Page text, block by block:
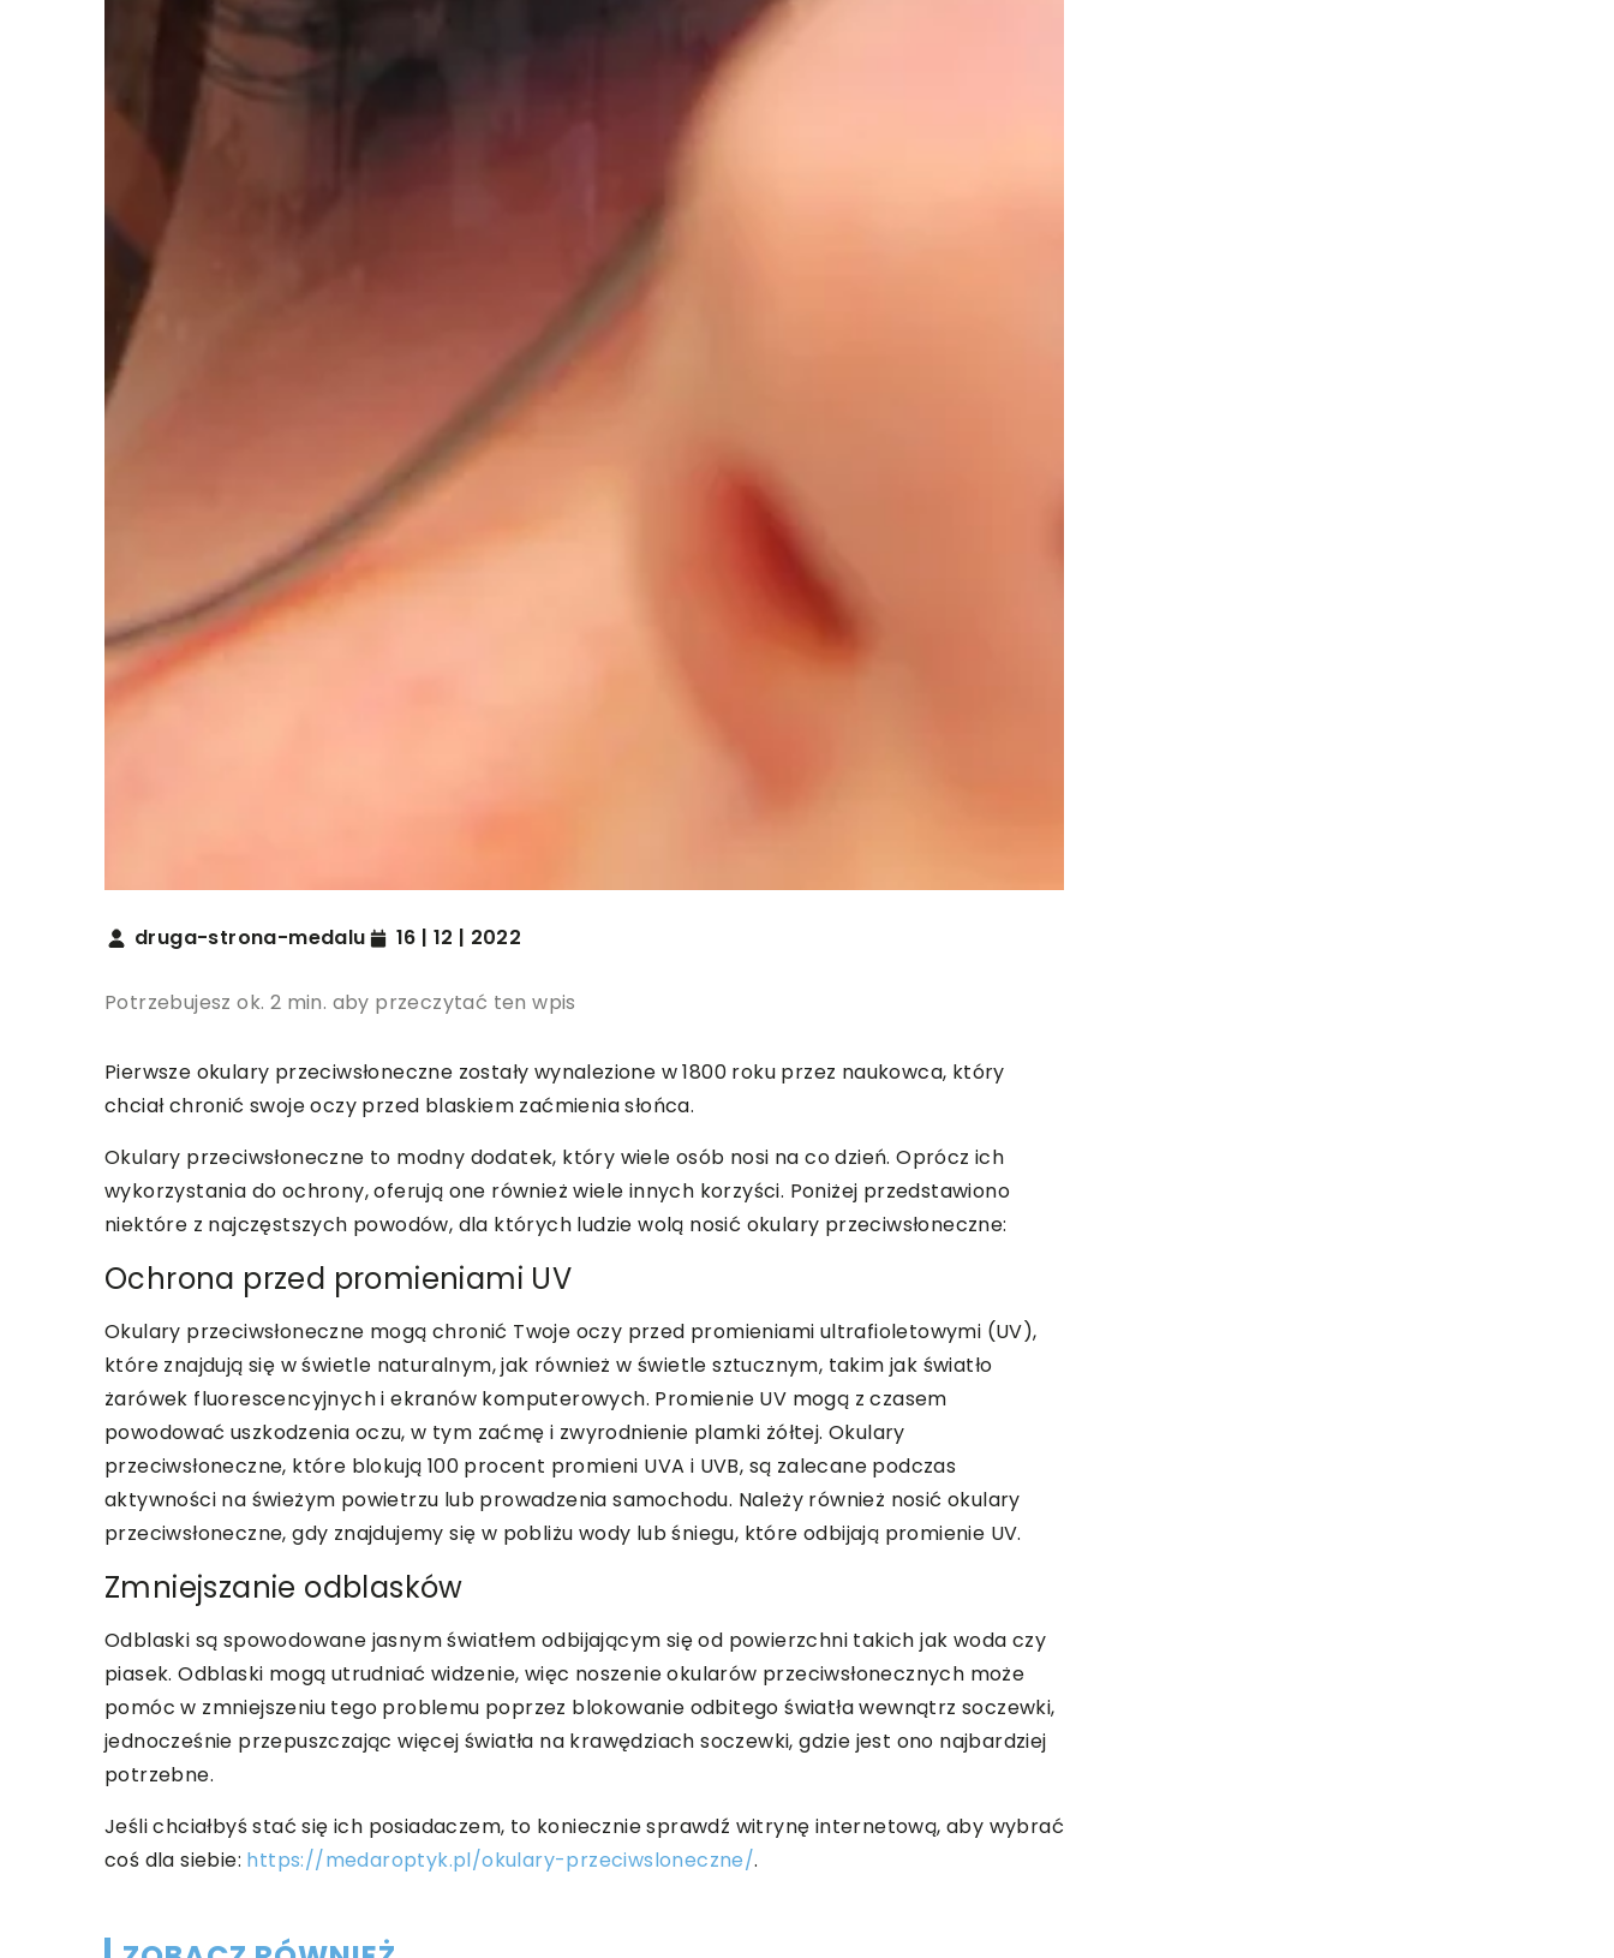
druga-strona-medalu 16 | 12 | 2022
Potrzebujesz ok. 2 min. aby przeczytać ten wpis
Pierwsze okulary przeciwsłoneczne zostały wynalezione w 1800 roku przez naukowca, który
chciał chronić swoje oczy przed blaskiem zaćmienia słońca.
Okulary przeciwsłoneczne to modny dodatek, który wiele osób nosi na co dzień. Oprócz ich
wykorzystania do ochrony, oferują one również wiele innych korzyści. Poniżej przedstawiono
niektóre z najczęstszych powodów, dla których ludzie wolą nosić okulary przeciwsłoneczne:
Ochrona przed promieniami UV
Okulary przeciwsłoneczne mogą chronić Twoje oczy przed promieniami ultrafioletowymi (UV),
które znajdują się w świetle naturalnym, jak również w świetle sztucznym, takim jak światło
żarówek fluorescencyjnych i ekranów komputerowych. Promienie UV mogą z czasem
powodować uszkodzenia oczu, w tym zaćmę i zwyrodnienie plamki żółtej. Okulary
przeciwsłoneczne, które blokują 100 procent promieni UVA i UVB, są zalecane podczas
aktywności na świeżym powietrzu lub prowadzenia samochodu. Należy również nosić okulary
przeciwsłoneczne, gdy znajdujemy się w pobliżu wody lub śniegu, które odbijają promienie UV.
Zmniejszanie odblasków
Odblaski są spowodowane jasnym światłem odbijającym się od powierzchni takich jak woda czy
piasek. Odblaski mogą utrudniać widzenie, więc noszenie okularów przeciwsłonecznych może
pomóc w zmniejszeniu tego problemu poprzez blokowanie odbitego światła wewnątrz soczewki,
jednocześnie przepuszczając więcej światła na krawędziach soczewki, gdzie jest ono najbardziej
potrzebne.
Jeśli chciałbyś stać się ich posiadaczem, to koniecznie sprawdź witrynę internetową, aby wybrać
coś dla siebie: https://medaroptyk.pl/okulary-przeciwsloneczne/.